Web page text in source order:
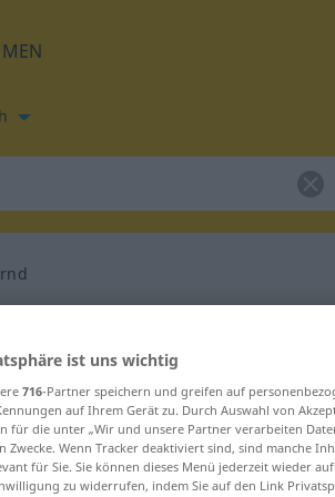
für "ausdauernd"
ist uns wichtig
716-Partner speichern und greifen auf
auf Ihrem Gerät zu. Durch Auswahl von
für die unter „Wir und unsere Partner verarbeiten
Zwecke. Wenn Tracker deaktiviert sind, sind manche
für Sie. Sie können dieses Menü jederzeit wieder
zu widerrufen, indem Sie auf den Link